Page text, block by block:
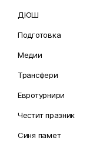
ДЮШ
Подготовка
Медии
Трансфери
Евротурнири
Честит празник
Синя памет